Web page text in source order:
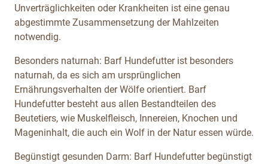
Unverträglichkeiten oder Krankheiten ist eine genau
abgestimmte Zusammensetzung der Mahlzeiten
notwendig.
Besonders naturnah: Barf Hundefutter ist besonders
naturnah, da es sich am ursprünglichen
Ernährungsverhalten der Wölfe orientiert. Barf
Hundefutter besteht aus allen Bestandteilen des
Beutetiers, wie Muskelfleisch, Innereien, Knochen und
Mageninhalt, die auch ein Wolf in der Natur essen würde.
Begünstigt gesunden Darm: Barf Hundefutter begünstigt